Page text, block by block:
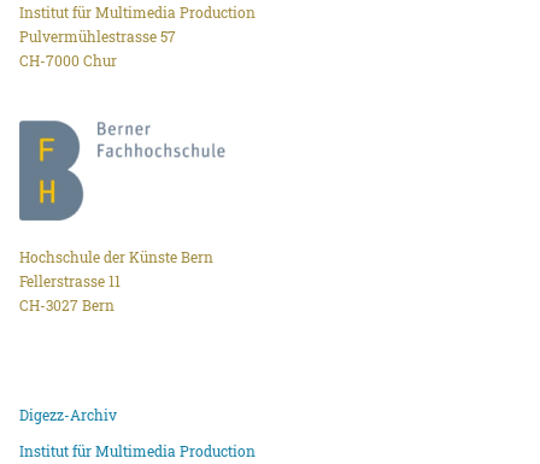
Institut für Multimedia Production
Pulvermühlestrasse 57
CH-7000 Chur
Hochschule der Künste Bern
Fellerstrasse 11
CH-3027 Bern
Digezz-Archiv
Institut für Multimedia Production